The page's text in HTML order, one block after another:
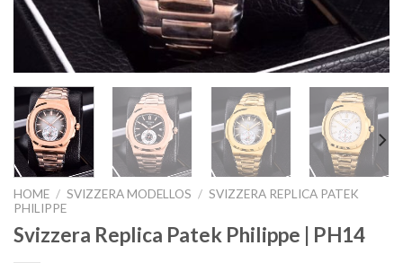
HOME / SVIZZERA MODELLOS / SVIZZERA REPLICA PATEK
PHILIPPE
Svizzera Replica Patek Philippe | PH14